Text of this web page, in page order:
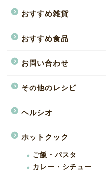
おすすめ雑貨
おすすめ食品
お問い合わせ
その他のレシピ
ヘルシオ
ホットクック
ご飯・パスタ
カレー・シチュー